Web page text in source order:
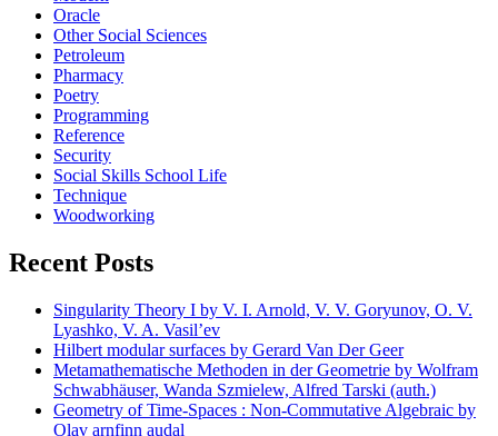
Oracle
Other Social Sciences
Petroleum
Pharmacy
Poetry
Programming
Reference
Security
Social Skills School Life
Technique
Woodworking
Recent Posts
Singularity Theory I by V. I. Arnold, V. V. Goryunov, O. V.
Lyashko, V. A. Vasil’ev
Hilbert modular surfaces by Gerard Van Der Geer
Metamathematische Methoden in der Geometrie by Wolfram
Schwabhäuser, Wanda Szmielew, Alfred Tarski (auth.)
Geometry of Time-Spaces : Non-Commutative Algebraic by
Olav arnfinn audal